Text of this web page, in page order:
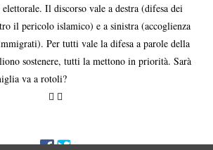
elettorale. Il discorso vale a destra (difesa dei
il pericolo islamico) e a sinistra (accoglienza
Per tutti vale la difesa a parole della
sostenere, tutti la mettono in priorità. Sarà
va a rotoli?